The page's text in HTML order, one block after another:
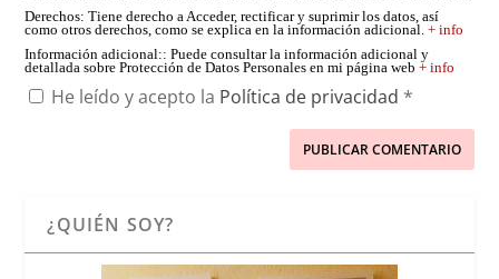
Derechos: Tiene derecho a Acceder, rectificar y suprimir los datos, así
como otros derechos, como se explica en la información adicional.+ info
Información adicional:: Puede consultar la información adicional y
detallada sobre Protección de Datos Personales en mi página web+ info
He leído y acepto la Política de privacidad *
¿QUIÉN SOY?